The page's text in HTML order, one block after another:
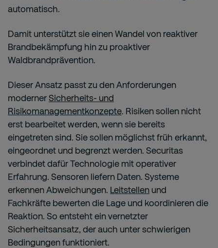
automatisch.
Damit unterstützt sie einen Wandel von reaktiver
Brandbekämpfung hin zu proaktiver
Waldbrandprävention.
Dieser Ansatz passt zu den Anforderungen
modernerSicherheits- und
Risikomanagementkonzepte. Risiken sollen nicht
erst bearbeitet werden, wenn sie bereits
eingetreten sind. Sie sollen möglichst früh erkannt,
eingeordnet und begrenzt werden. Securitas
verbindet dafür Technologie mit operativer
Erfahrung. Sensoren liefern Daten. Systeme
erkennen Abweichungen. Leitstellen und
Fachkräfte bewerten die Lage und koordinieren die
Reaktion. So entsteht ein vernetzter
Sicherheitsansatz, der auch unter schwierigen
Bedingungen funktioniert.